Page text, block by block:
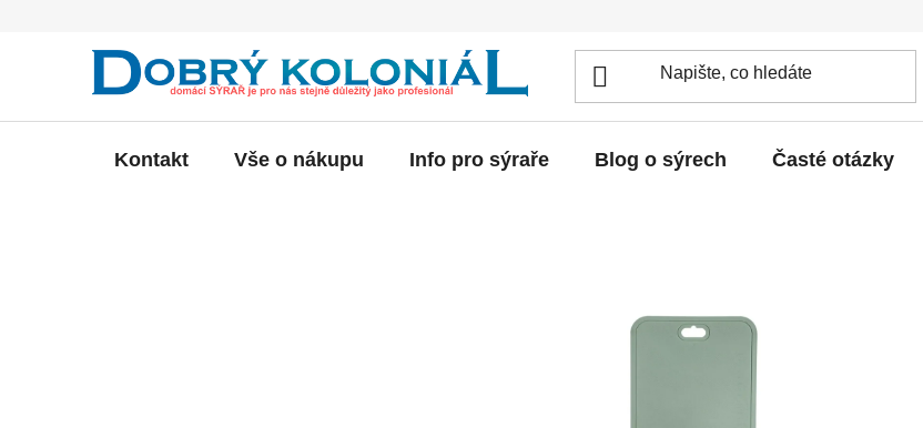
Kontakt Vše o nákupu Info pro sýraře Blog o sýrech Časté otázky